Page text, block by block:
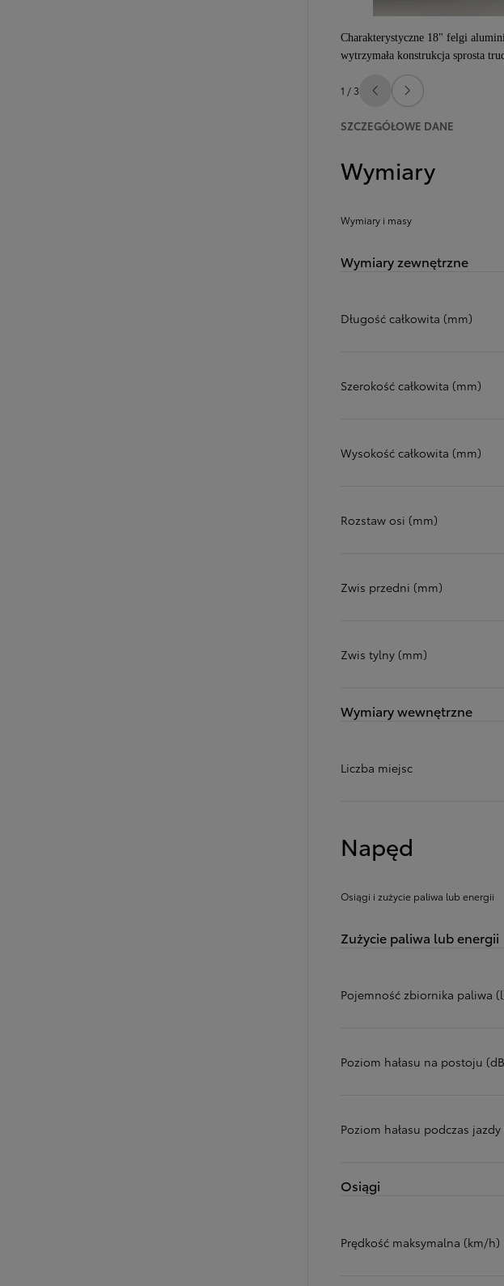
Charakterystyczne 18" felgi
wytrzymała konstrukcja sprosta
1 / 3 PoprzedniNastępny
SZCZEGÓŁOWE DANE
Wymiary
Wymiary i masy
Wymiary zewnętrzne
Długość całkowita (mm)
Szerokość całkowita (mm)
Wysokość całkowita (mm)
Rozstaw osi (mm)
Zwis przedni (mm)
Zwis tylny (mm)
Wymiary wewnętrzne
Liczba miejsc
Napęd
Osiągi i zużycie paliwa lub energii
Zużycie paliwa lub energii
Pojemność zbiornika paliwa
Poziom hałasu na postoju
Poziom hałasu podczas jazdy
Osiągi
Prędkość maksymalna (km/h)